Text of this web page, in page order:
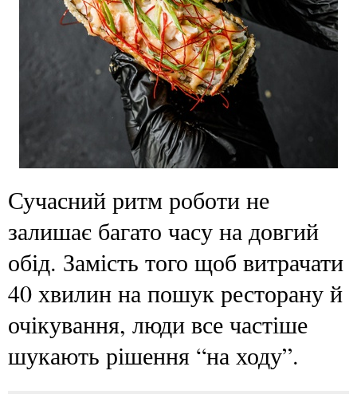
Сучасний ритм роботи не
залишає багато часу на довгий
обід. Замість того щоб витрачати
40 хвилин на пошук ресторану й
очікування, люди все частіше
шукають рішення “на ходу”.